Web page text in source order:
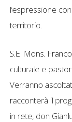
l’espressione
territorio.
S.E. Mons.
culturale e
Verranno
racconterà il
in rete; don